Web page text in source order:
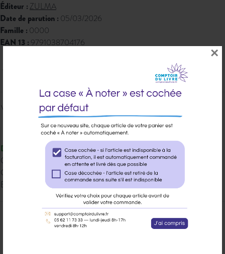
×
Éditeur : ZULMA
Date de parution : 05/03/2026
Famille : 0000
EAN 13 : 9791038704176
Veuillez vousconnecterpour ajouter
au panier cet article.
Disponible
Qté dispo en magasin : 24
Gisement : 00-SODIS-2-B
Etat Dilicom : Disponible